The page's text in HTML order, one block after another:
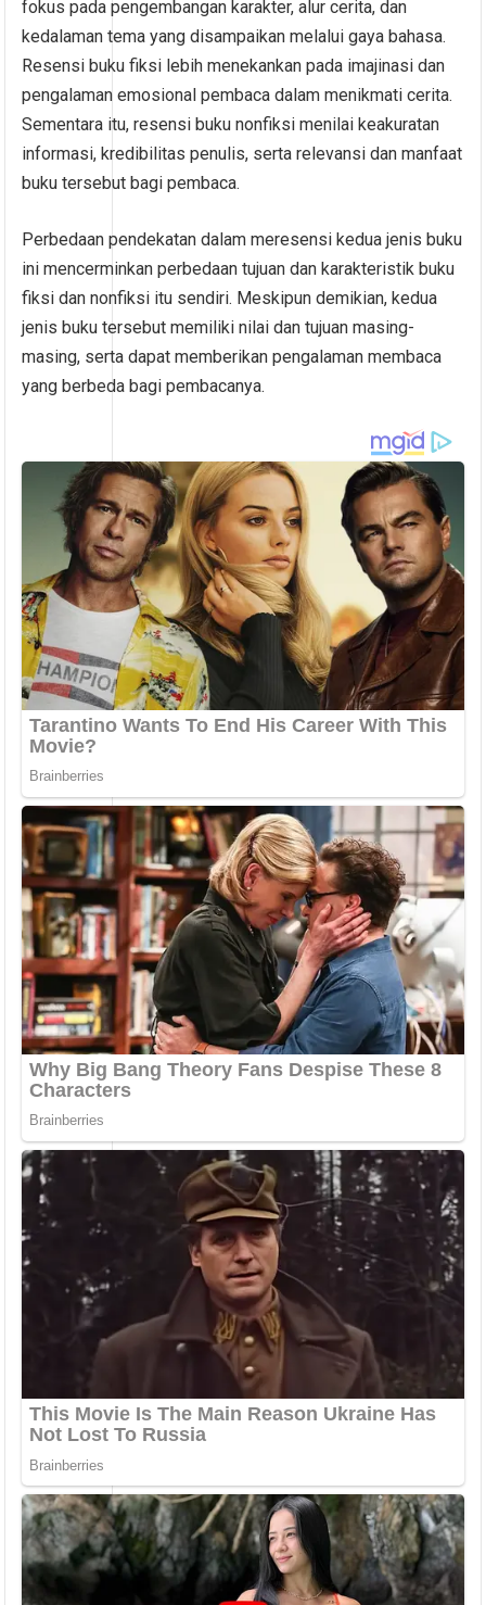
fokus pada pengembangan karakter, alur cerita, dan
kedalaman tema yang disampaikan melalui gaya bahasa.
Resensi buku fiksi lebih menekankan pada imajinasi dan
pengalaman emosional pembaca dalam menikmati cerita.
Sementara itu, resensi buku nonfiksi menilai keakuratan
informasi, kredibilitas penulis, serta relevansi dan manfaat
buku tersebut bagi pembaca.
Perbedaan pendekatan dalam meresensi kedua jenis buku
ini mencerminkan perbedaan tujuan dan karakteristik buku
fiksi dan nonfiksi itu sendiri. Meskipun demikian, kedua
jenis buku tersebut memiliki nilai dan tujuan masing-
masing, serta dapat memberikan pengalaman membaca
yang berbeda bagi pembacanya.